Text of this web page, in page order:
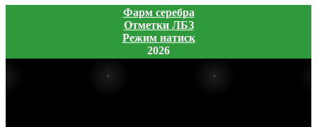
Фарм серебра
Отметки ЛБЗ
Режим натиск
2026